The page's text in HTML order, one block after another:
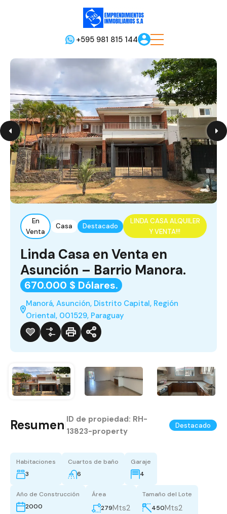
+595 981 815 144
En
Venta
Casa Destacado
LINDA CASA ALQUILER
Y VENTA!!!
Linda Casa en Venta en
Asunción – Barrio Manora.
670.000 $ Dólares.
Manorá, Asunción, Distrito Capital, Región
Oriental, 001529, Paraguay
Resumen ID de propiedad: RH-
13823-property
Destacado
Habitaciones
3
Cuartos de baño
6
Garaje
4
Año de Construcción
2000
Área
279Mts2
Tamaño del Lote
450Mts2